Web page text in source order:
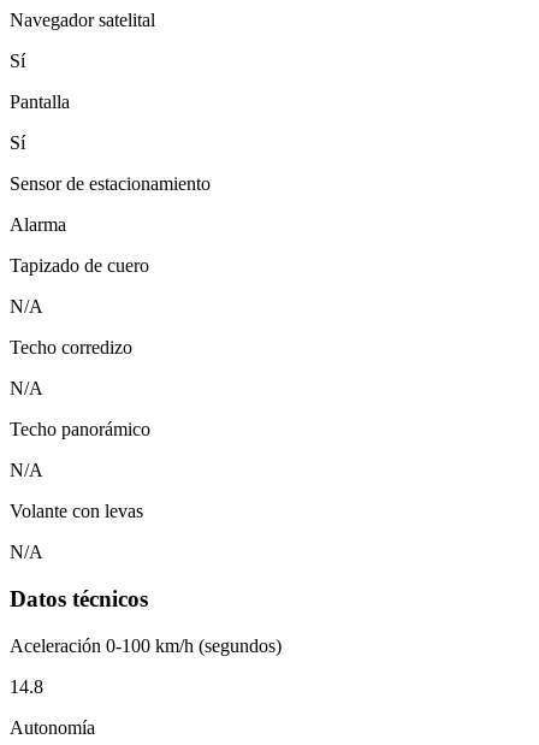
Navegador satelital
Sí
Pantalla
Sí
Sensor de estacionamiento
Alarma
Tapizado de cuero
N/A
Techo corredizo
N/A
Techo panorámico
N/A
Volante con levas
N/A
Datos técnicos
Aceleración 0-100 km/h (segundos)
14.8
Autonomía